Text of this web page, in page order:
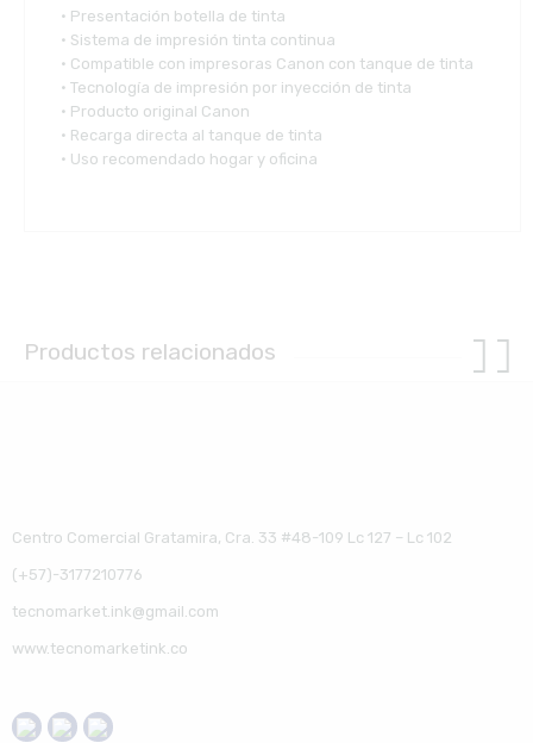
• Presentación botella de tinta
• Sistema de impresión tinta continua
• Compatible con impresoras Canon con tanque de tinta
• Tecnología de impresión por inyección de tinta
• Producto original Canon
• Recarga directa al tanque de tinta
• Uso recomendado hogar y oficina
Productos relacionados
Centro Comercial Gratamira, Cra. 33 #48-109 Lc 127 – Lc 102
(+57)-3177210776
tecnomarket.ink@gmail.com
www.tecnomarketink.co